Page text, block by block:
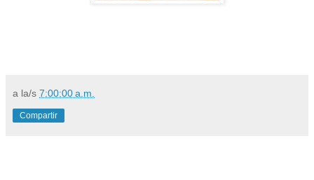
a la/s 7:00:00 a.m.
Compartir